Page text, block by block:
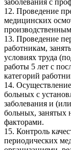
заболевания с
12. Проведение
медицинских
13. Проведение
работникам,
условиях труда
работы 5 лет с
категорий
14.
больных с
заболевания и
больных, занятых
факторами.
15. Контроль
периодических